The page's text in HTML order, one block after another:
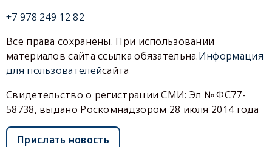
+7 978 249 12 82
Все права сохранены. При использовании
материалов сайта ссылка обязательна.Информация
для пользователейсайта
Свидетельство о регистрации СМИ: Эл № ФС77-
58738, выдано Роскомнадзором 28 июля 2014 года
Прислать новость